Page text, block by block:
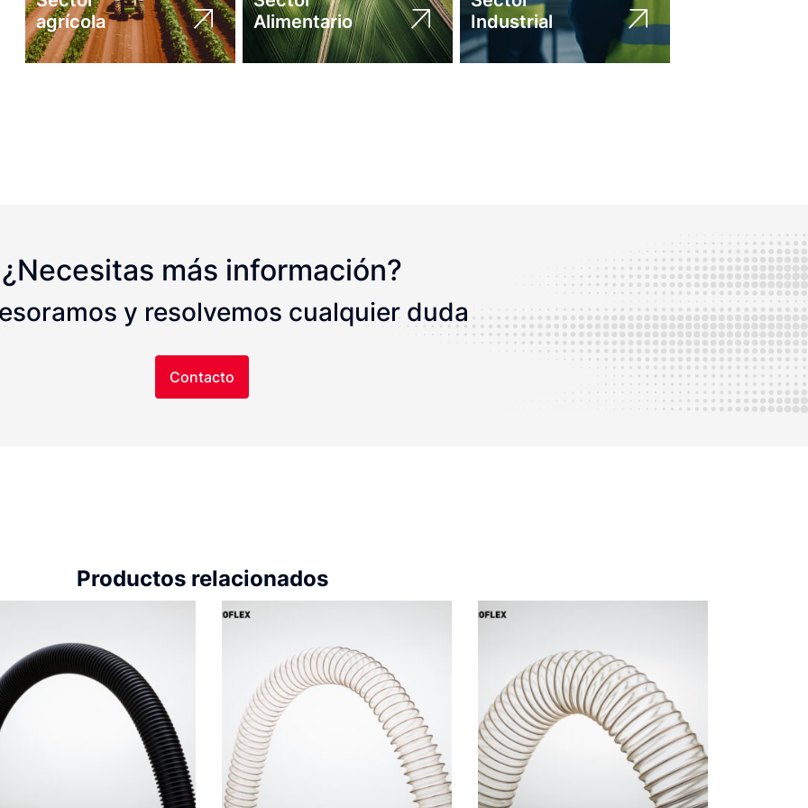
agrícola
Alimentario
Industrial
¿Necesitas más información?
y resolvemos cualquier duda
Contacto
Productos relacionados